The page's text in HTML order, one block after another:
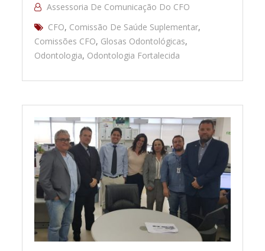
Assessoria De Comunicação Do CFO
CFO, Comissão De Saúde Suplementar,
Comissões CFO, Glosas Odontológicas,
Odontologia, Odontologia Fortalecida